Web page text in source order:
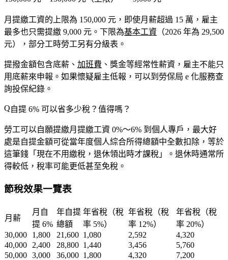
月提繳工資的 上限為 150,000 元 ，即使月薪超過 15 萬，雇主
最多也只需提繳 9,000 元。 下限為基本工資 （2026 年為 29,500
元），部分工時勞工另有分級表。
提撥金額包含底薪、 加班費 、獎金等經常性薪資，雇主不能只
用底薪來申報。如果懷疑雇主低報，可以到勞保局 e 化服務查
詢投保紀錄。
自提 6% 可以省多少稅？值得嗎？
勞工可以自願提繳月提繳工資 0%～6% 到個人專戶，最大好
處是自提金額可從當年度個人綜合所得總額中全數扣除 ，等於
這筆錢「現在不用繳稅，退休領出時才課稅」。退休時通常所
得較低，稅率可能更低甚至免稅。
節稅效果一覽表
月薪
月自
提 6%
年自提
總額
年省稅（稅
率 5%）
年省稅（稅
率 12%）
年省稅（稅
率 20%）
30,000
1,800 21,600 1,080 2,592
4,320
40,000
2,400 28,800 1,440 3,456
5,760
50,000 3,000 36,000 1,800 4,320
7,200